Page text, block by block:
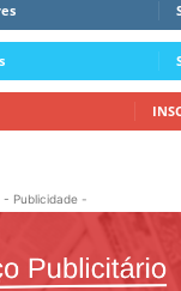
- Publicidade -